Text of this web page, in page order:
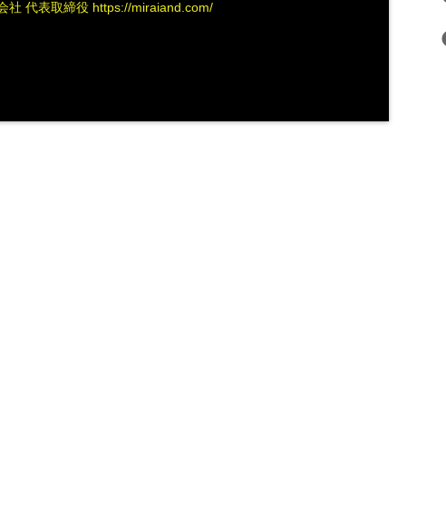
社 代表取締役 https://miraiand.com/